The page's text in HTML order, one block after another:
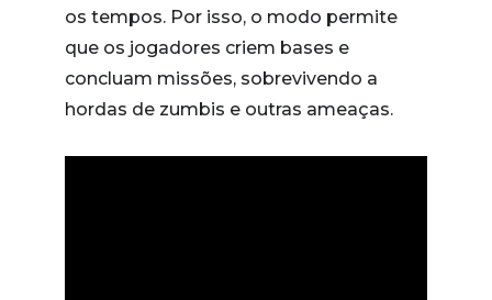
os tempos. Por isso, o modo permite
que os jogadores criem bases e
concluam missões, sobrevivendo a
hordas de zumbis e outras ameaças.